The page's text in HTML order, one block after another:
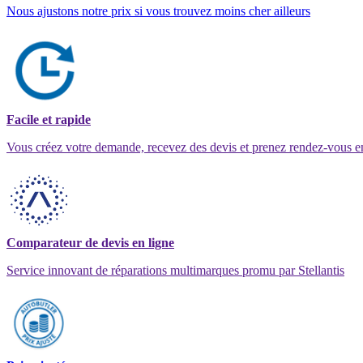
Nous ajustons notre prix si vous trouvez moins cher ailleurs
Facile et rapide
Vous créez votre demande, recevez des devis et prenez rendez-vous
Comparateur de devis en ligne
Service innovant de réparations multimarques promu par Stellantis